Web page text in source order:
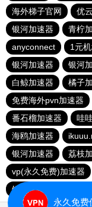
海外梯子官网
优
银河加速器
青柠
anyconnect
1元
银河加速器
银河
白鲸加速器
橘子
免费海外pvn加速器
番石榴加速器
哇
海鸥加速器
银河加速器
荔枝
vp(永久免费)加速器
银河加速器
永久免费